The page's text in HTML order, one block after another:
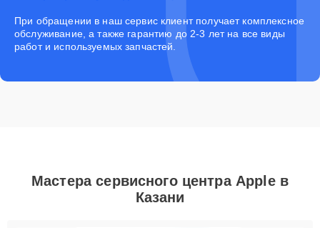
При обращении в наш сервис клиент получает комплексное
обслуживание, а также гарантию до 2-3 лет на все виды
работ и используемых запчастей.
Мастера сервисного центра Apple в
Казани